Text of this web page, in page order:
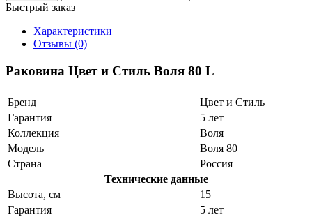
Быстрый заказ
Характеристики
Отзывы (0)
Раковина Цвет и Стиль Воля 80 L
Бренд
Цвет и Стиль
Гарантия
5 лет
Коллекция
Воля
Модель
Воля 80
Страна
Россия
Технические данные
Высота, см
15
Гарантия
5 лет